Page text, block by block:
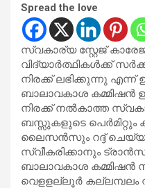
Spread the love
സ്വകാര്യ സ്റ്റേജ്
വിദ്യാർത്ഥികൾക്ക്
നിരക്ക് ലഭിക്കുന്നു എന്ന്
ബാലാവകാശ
നിരക്ക് നൽകാത്ത
ബസ്സുകളുടെ പെർമിറ്റും
ലൈസൻസും റദ്ദ്
സ്വീകരിക്കാനും
ബാലാവകാശ കമ്മിഷൻ
വെളളല്ലൂർ കല്ലമ്പലം